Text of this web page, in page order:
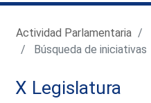
Actividad Parlamentaria
Búsqueda de iniciativas
X Legislatura